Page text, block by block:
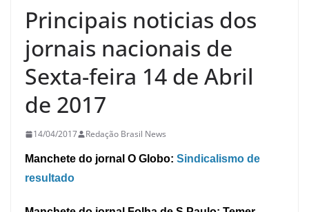
Principais noticias dos
jornais nacionais de
Sexta-feira 14 de Abril
de 2017
14/04/2017 Redação Brasil News
Manchete do jornal O Globo: Sindicalismo de
resultado